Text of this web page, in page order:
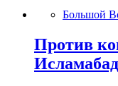
Большой
Против